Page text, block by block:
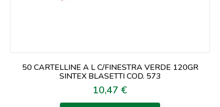
50 CARTELLINE A L C/FINESTRA VERDE 120GR
SINTEX BLASETTI COD. 573
Prezzo
10,47 €